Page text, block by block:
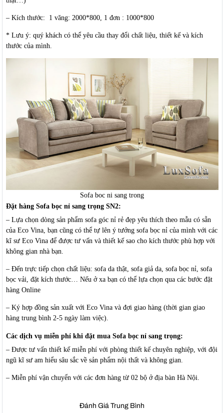
– Kích thước: 1 văng: 2000*800, 1 đơn : 1000*800
* Lưu ý: quý khách có thể yêu cầu thay đổi chất liệu, thiết kế và kích
thước của mình.
Sofa boc ni sang trong
Đặt hàng Sofa bọc nỉ sang trọng SN2:
– Lựa chọn dòng sản phẩm sofa góc nỉ rẻ đẹp yêu thích theo mẫu có sẵn
của Eco Vina, bạn cũng có thể tự lên ý tưởng sofa bọc nỉ của mình với các
kĩ sư Eco Vina để được tư vấn và thiết kế sao cho kích thước phù hợp với
không gian nhà bạn.
– Đến trực tiếp chọn chất liệu: sofa da thật, sofa giả da, sofa bọc nỉ, sofa
bọc vải, đặt kích thước… Nếu ở xa bạn có thể lựa chọn qua các bước đặt
hàng Online
– Ký hợp đồng sản xuất với Eco Vina và đợi giao hàng (thời gian giao
hàng trung bình 2-5 ngày làm việc).
Các dịch vụ miễn phí khi đặt mua Sofa bọc nỉ sang trọng:
– Được tư vấn thiết kế miễn phí với phòng thiết kế chuyên nghiệp, với đội
ngũ kĩ sư am hiểu sâu sắc về sản phẩm nội thất và không gian.
– Miễn phí vận chuyển với các đơn hàng từ 02 bộ ở địa bàn Hà Nội.
Đánh Giá Trung Bình